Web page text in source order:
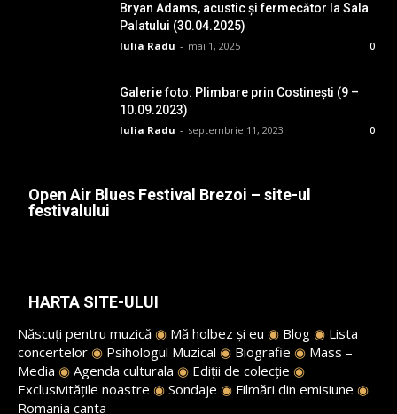
Bryan Adams, acustic și fermecător la Sala
Palatului (30.04.2025)
Iulia Radu - mai 1, 2025 0
Galerie foto: Plimbare prin Costinești (9 –
10.09.2023)
Iulia Radu - septembrie 11, 2023 0
Open Air Blues Festival Brezoi – site-ul
festivalului
HARTA SITE-ULUI
Născuți pentru muzică ◉ Mă holbez și eu ◉ Blog ◉ Lista
concertelor ◉ Psihologul Muzical ◉ Biografie ◉ Mass –
Media ◉ Agenda culturala ◉ Ediții de colecție ◉
Exclusivitățile noastre ◉ Sondaje ◉ Filmări din emisiune ◉
Romania canta